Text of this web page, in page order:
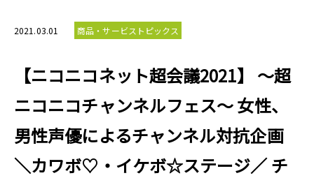
2021.03.01 商品・サービストピックス
【ニコニコネット超会議2021】 ～超
ニコニコチャンネルフェス～ 女性、
男性声優によるチャンネル対抗企画
＼カワボ♡・イケボ☆ステージ／ チ